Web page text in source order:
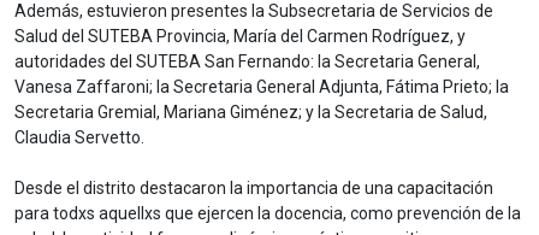
Además, estuvieron presentes la Subsecretaria de Servicios de
Salud del SUTEBA Provincia, María del Carmen Rodríguez, y
autoridades del SUTEBA San Fernando: la Secretaria General,
Vanesa Zaffaroni; la Secretaria General Adjunta, Fátima Prieto; la
Secretaria Gremial, Mariana Giménez; y la Secretaria de Salud,
Claudia Servetto.
Desde el distrito destacaron la importancia de una capacitación
para todxs aquellxs que ejercen la docencia, como prevención de la